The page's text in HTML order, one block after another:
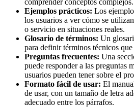
Ejemplos prácticos: Los
los usuarios a ver cómo se
o servicio en situaciones reales.
Glosario de términos: Un
para definir términos técnicos
Preguntas frecuentes: Una
puede responder a las preguntas
usuarios pueden tener sobre el
Formato fácil de usar: El
de usar, con un tamaño de letra
adecuado entre los párrafos.